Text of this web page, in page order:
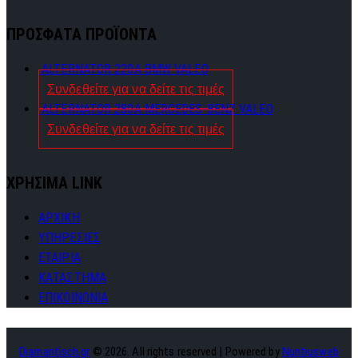
ΠΡΟΣΦΑΤΑ ΠΡΟΪΟΝΤΑ
ALTERNATOR 220A BMW VALEO
Συνδεθείτε για να δείτε τις τιμές
ALTERNATOR 280A MERCEDES-BENZ VALEO
Συνδεθείτε για να δείτε τις τιμές
ΧΡΗΣΙΜΑ LINK
ΑΡΧΙΚΗ
ΥΠΗΡΕΣΙΕΣ
ΕΤΑΙΡΙΑ
ΚΑΤΑΣΤΗΜΑ
ΕΠΙΚΟΙΝΩΝΙΑ
Diamantisch.gr © 2026. All rights reserved | Powered by Nuntiusweb